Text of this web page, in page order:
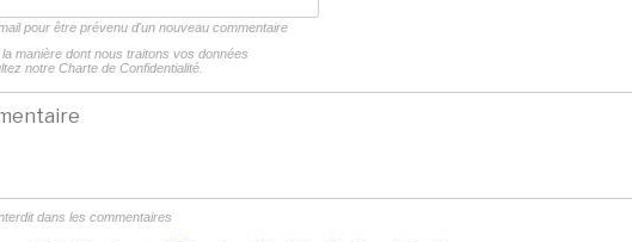
pour être prévenu d'un nouveau commentaire
manière dont nous traitons vos données
notre Charte de Confidentialité.
dans les commentaires